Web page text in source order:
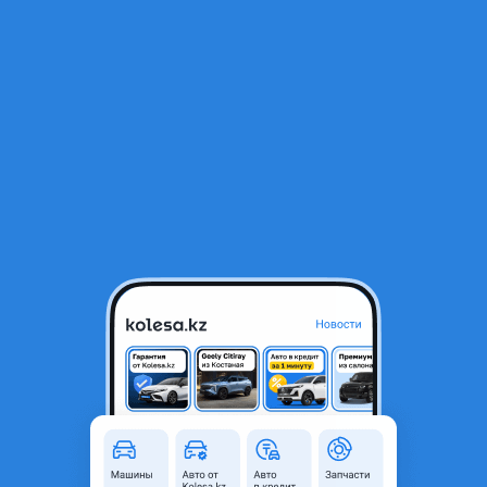
Авторазбор Nissan qashqai j11 j10 X-trail t31 Xtrail t32 Juke terrano
Астана, Акмолинская